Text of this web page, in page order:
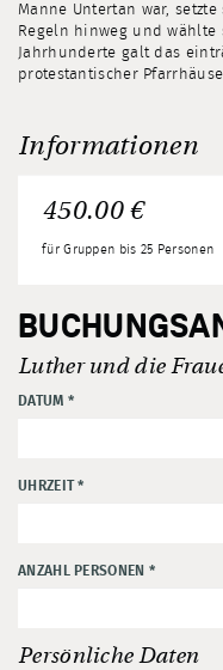
Manne Untertan war,
Regeln hinweg und
Jahrhunderte galt das
protestantischer
Informationen
450.00 €
für Gruppen bis 25 Personen
Luther und die
DATUM *
UHRZEIT*
ANZAHL PERSONEN *
Persönliche Daten